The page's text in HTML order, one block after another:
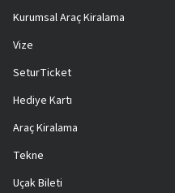
Kurumsal Araç Kiralama
Vize
SeturTicket
Hediye Kartı
Araç Kiralama
Tekne
Uçak Bileti